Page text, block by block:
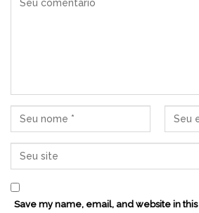
Save my name, email, and website in